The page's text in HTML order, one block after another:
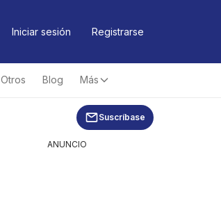
Iniciar sesión Registrarse
Otros Blog Más
Suscríbase
ANUNCIO